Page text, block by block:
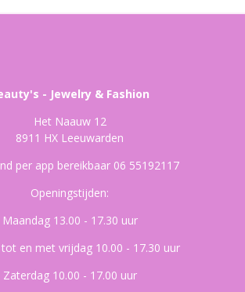
- Jewelry & Fashion
Het Naauw 12
8911 HX Leeuwarden
per app bereikbaar 06 55192117
Openingstijden:
Maandag 13.00 - 17.30 uur
en met vrijdag 10.00 - 17.30 uur
Zaterdag 10.00 - 17.00 uur